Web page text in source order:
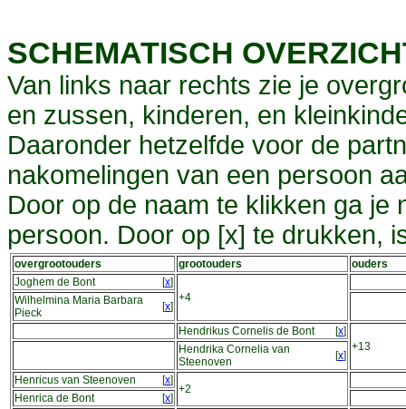
SCHEMATISCH
Van links naar rechts zie je
en zussen, kinderen, en
Daaronder hetzelfde voor de
nakomelingen van een persoon
Door op de naam te klikken ga je
persoon. Door op [x] te drukken,
overgrootouders grootouders
ouders
Joghem de Bont
[x]
+4
Wilhelmina Maria Barbara
Pieck
[x]
Hendrikus Cornelis de Bont
[x]
+13
Hendrika Cornelia van
Steenoven
[x]
Henricus van Steenoven
[x]
+2
Henrica de Bont [x]